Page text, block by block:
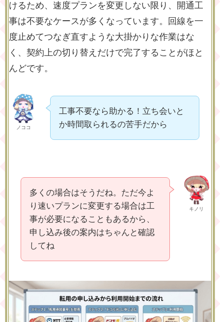
けるため、速度プランを変更しない限り、開通工
事は不要なケースが多くなっています。回線を一
度止めてつなぎ直すような大掛かりな作業はな
く、契約上の切り替えだけで完了することがほと
んどです。
ノココ
工事不要なら助かる！立ち会いと
か時間取られるの苦手だから
キノリ
多くの場合はそうだね。ただ今よ
り速いプランに変更する場合は工
事が必要になることもあるから、
申し込み後の案内はちゃんと確認
してね